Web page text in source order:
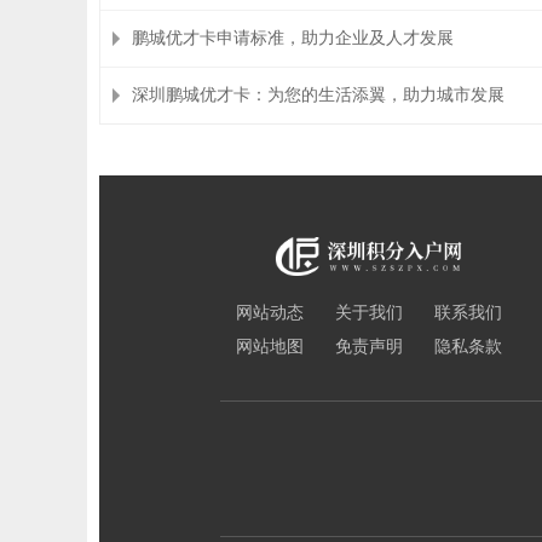
鹏城优才卡申请标准，助力企业及人才发展
深圳鹏城优才卡：为您的生活添翼，助力城市发展
网站动态 关于我们
联系我们
网站地图
免责声明 隐私条款